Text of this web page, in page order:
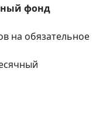
фонд
на обязательное